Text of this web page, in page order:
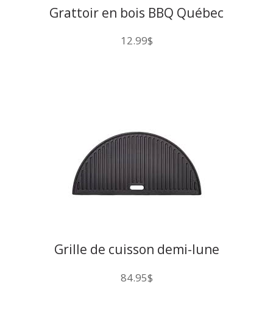
Grattoir en bois BBQ Québec
12.99$
Grille de cuisson demi-lune
84.95$